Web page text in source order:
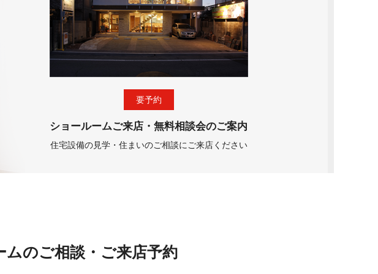
要予約
ショールームご来店・無料相談会のご案内
住宅設備の見学・住まいのご相談にご来店ください
のご相談・ご来店予約